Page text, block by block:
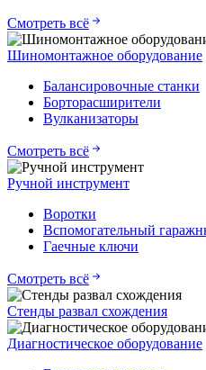
Смотреть всё
Шиномонтажное оборудование
Балансировочные станки
Борторасширители
Вулканизаторы
Смотреть всё
Ручной инструмент
Воротки
Вспомогательный
Гаечные ключи
Смотреть всё
Стенды развал схождения
Диагностическое оборудование